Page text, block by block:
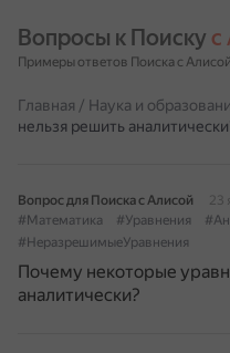
Вопросы к Поиску с
Примеры ответов Поиска с Алисой
Главная / Наука и
нельзя решить
Вопрос для Поиска с Алисой
23
#Математика
#Уравнения
#НеразрешимыеУравнения
Почему некоторые
аналитически?